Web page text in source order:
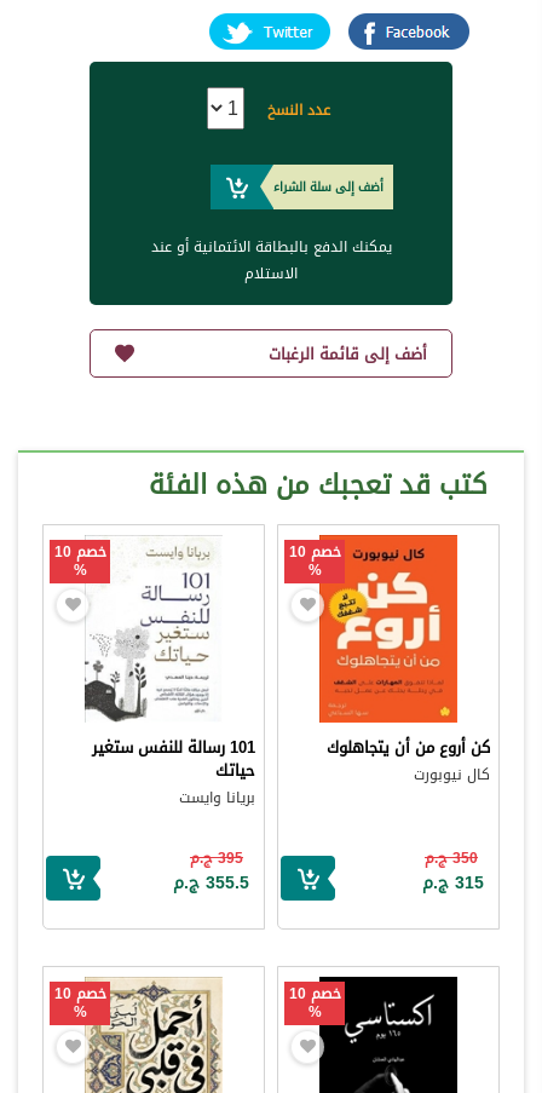
عدد النسخ
أضف إلى سلة الشراء
يمكنك الدفع بالبطاقة الائتمانية أو عند
الاستلام
أضف إلى قائمة الرغبات
كتب قد تعجبك من هذه الفئة
خصم 10
%
كن أروع من أن يتجاهلوك
كال نيوبورت
350 ج.م
315 ج.م
خصم 10
%
101 رسالة للنفس ستغير
حياتك
بريانا وايست
395 ج.م
355.5 ج.م
خصم 10
%
خصم 10
%